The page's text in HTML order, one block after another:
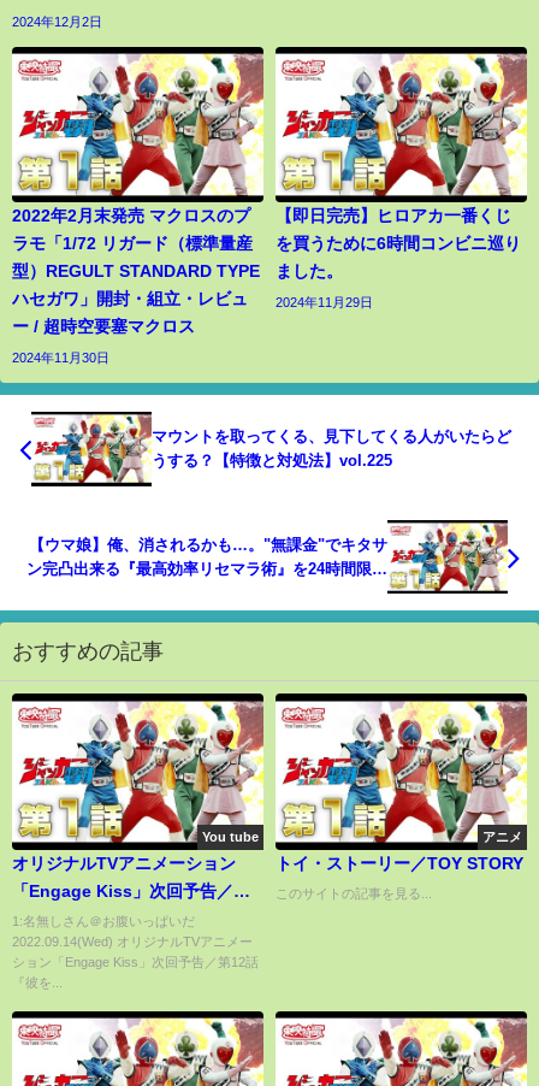
2024年12月2日
2022年2月末発売 マクロスのプ
ラモ「1/72 リガード（標準量産
型）REGULT STANDARD TYPE
ハセガワ」開封・組立・レビュ
ー / 超時空要塞マクロス
2024年11月30日
【即日完売】ヒロアカ一番くじ
を買うために6時間コンビニ巡り
ました。
2024年11月29日
マウントを取ってくる、見下してくる人がいたらど
うする？【特徴と対処法】vol.225
【ウマ娘】俺、消されるかも…。"無課金"でキタサ
ン完凸出来る『最高効率リセマラ術』を24時間限定
おすすめの記事
You tube
オリジナルTVアニメーション
「Engage Kiss」次回予告／第
12話『彼を信じて』
1:名無しさん＠お腹いっぱいだ
2022.09.14(Wed) オリジナルTVアニメー
ション「Engage Kiss」次回予告／第12話
『彼を...
アニメ
トイ・ストーリー／TOY STORY
このサイトの記事を見る...